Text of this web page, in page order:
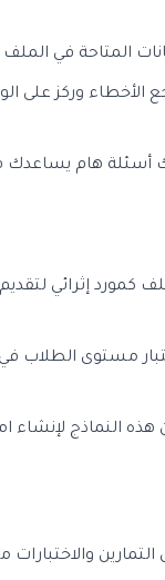
المتاحة في
الأخطاء وركز على
أسئلة هام يساعدك
كمورد إثرائي
مستوى الطلاب في
النماذج لإنشاء
والاختبارات